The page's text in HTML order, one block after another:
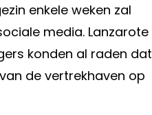
enkele weken zal
media. Lanzarote
konden al raden dat
de vertrekhaven op